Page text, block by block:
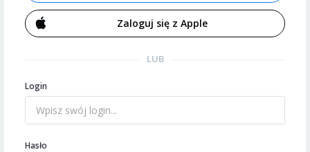
Zaloguj się z Apple
LUB
Login
Hasło